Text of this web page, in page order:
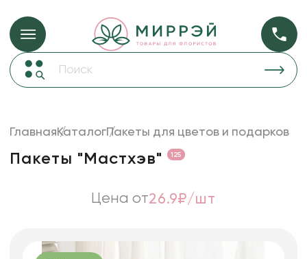
Упаковка для цветов и подарков Упаковка для
ГлавнаяКаталогПакеты для цветов и подарков
Пакеты "Мастхэв" 125
Цена от26.9₽/шт